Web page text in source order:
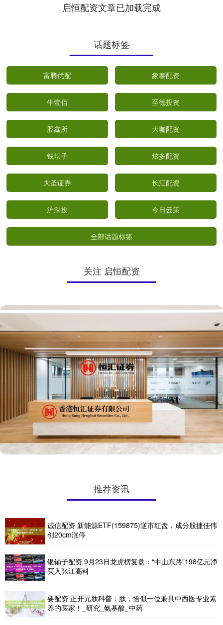
启恒配资文章已加载完成
话题标签
富腾优配 象泰配资
牛壹佰 至德投资
股鑫所 大咖配资
钱坛子 炫多配资
大圣证券 长江配资
沪深投 今日云策
全部话题标签
关注 启恒配资
推荐资讯
诚信配资 新能源ETF(159875)逆市红盘，成分股捷佳伟
创20cm涨停
银铺子配资 9月23日龙虎榜复盘：“中山东路”198亿元净
买入张江高科
要配资 正开元肽科普：肽，恰似一位兼具中西医专业素
养的医家！_研究_氨基酸_中药